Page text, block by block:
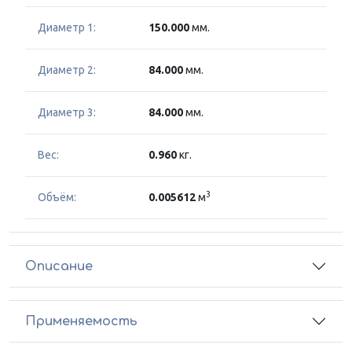
Диаметр 1: 150.000мм.
Диаметр 2: 84.000мм.
Диаметр 3: 84.000мм.
Вес: 0.960кг.
Объём: 0.005612м3
Описание
Применяемость